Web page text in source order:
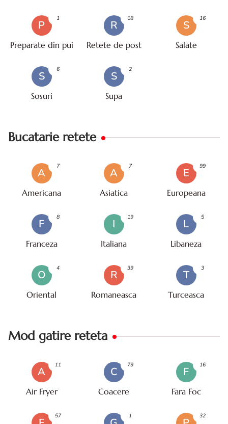
P
Preparate din pui
1
R
Retete de post
18
S
Salate
16
S
Sosuri
6
S
Supa
2
Bucatarie retete
A
Americana
7
A
Asiatica
7
E
Europeana
99
F
Franceza
8
I
Italiana
19
L
Libaneza
5
O
Oriental
4
R
Romaneasca
39
T
Turceasca
3
Mod gatire reteta
A
Air Fryer
11
C
Coacere
79
F
Fara Foc
16
57 1 32